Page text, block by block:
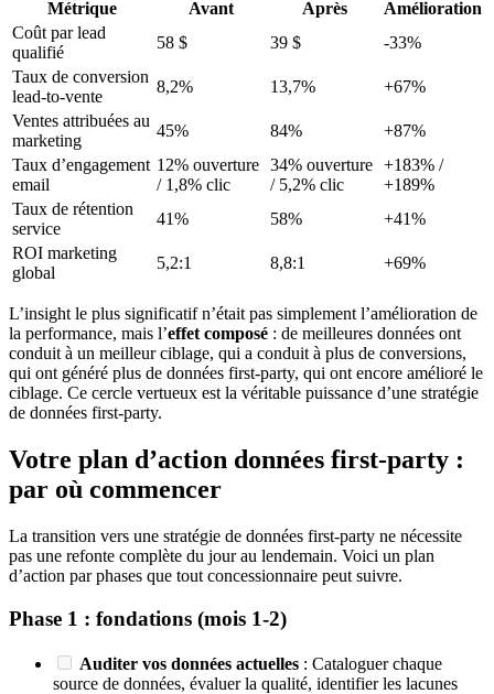
Métrique Avant Après
Amélioration
Coût par lead
qualifié
58 $ 39 $
-33%
Taux de conversion
lead-to-vente
8,2% 13,7%
+67%
Ventes attribuées au
marketing
45% 84%
+87%
Taux d’engagement
email
12% ouverture
/ 1,8% clic
34% ouverture
/ 5,2% clic
+183% /
+189%
Taux de rétention
service
41% 58%
+41%
ROI marketing
global
5,2:1 8,8:1 +69%
L’insight le plus significatif n’était pas simplement l’amélioration de
la performance, mais l’effet composé : de meilleures données ont
conduit à un meilleur ciblage, qui a conduit à plus de conversions,
qui ont généré plus de données first-party, qui ont encore amélioré le
ciblage. Ce cercle vertueux est la véritable puissance d’une stratégie
de données first-party.
Votre plan d’action données first-party :
par où commencer
La transition vers une stratégie de données first-party ne nécessite
pas une refonte complète du jour au lendemain. Voici un plan
d’action par phases que tout concessionnaire peut suivre.
Phase 1 : fondations (mois 1-2)
Auditer vos données actuelles : Cataloguer chaque
source de données, évaluer la qualité, identifier les lacunes